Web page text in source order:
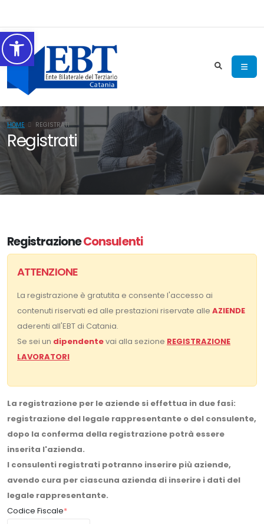
HOME REGISTRATI
Registrati
RegistrazioneConsulenti
ATTENZIONE
La registrazione è gratutita e consente l'accesso ai
contenuti riservati ed alle prestazioni riservate alle AZIENDE
aderenti all'EBT di Catania.
Se sei un dipendentevai alla sezione REGISTRAZIONE
LAVORATORI
La registrazione per le aziende si effettua in due fasi:
registrazione del legale rappresentante o del consulente,
dopo la conferma della registrazione potrà essere
inserita l'azienda.
I consulenti registrati potranno inserire più aziende,
avendo cura per ciascuna azienda di inserire i dati del
legale rappresentante.
Codice Fiscale*
Accessibilità